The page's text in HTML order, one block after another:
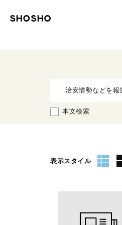
本文検索
表示スタイル